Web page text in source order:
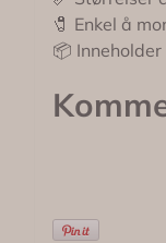
🧷 Enkel å
📦